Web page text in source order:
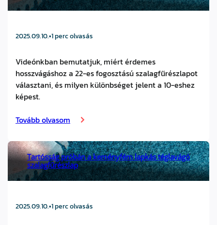
2025.09.10.•1 perc olvasás
Videónkban bemutatjuk, miért érdemes
hosszvágáshoz a 22-es fogosztású szalagfűrészlapot
választani, és milyen különbséget jelent a 10-eshez
képest.
Tovább olvasom
Tartósság próbán a keményfém lapkás téglavágó
szalagfűrészlap
2025.09.10.•1 perc olvasás